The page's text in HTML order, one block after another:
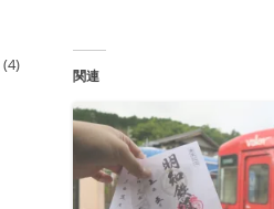
関連
(4)